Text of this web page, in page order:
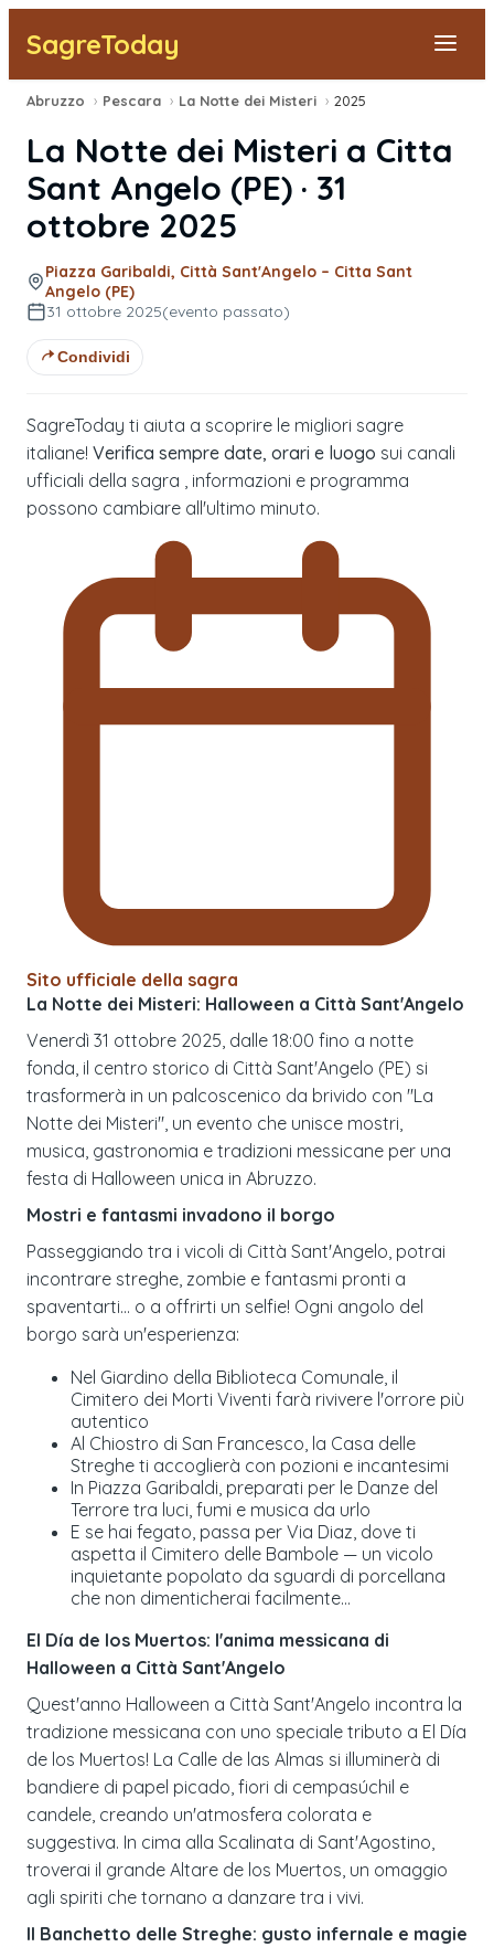
SagreToday
Segnala una sagra
Tutte le Sagre
Vicino a Me
Abruzzo › Pescara › La Notte dei Misteri › 2025
La Notte dei Misteri a Citta
Sant Angelo (PE) · 31
ottobre 2025
Piazza Garibaldi, Città Sant'Angelo – Citta Sant
Angelo (PE)
31 ottobre 2025(evento passato)
Condividi
SagreToday ti aiuta a scoprire le migliori sagre
italiane! Verifica sempre date, orari e luogo sui canali
ufficiali della sagra , informazioni e programma
possono cambiare all'ultimo minuto.
Sito ufficiale della sagra
La Notte dei Misteri: Halloween a Città Sant'Angelo
Venerdì 31 ottobre 2025, dalle 18:00 fino a notte
fonda, il centro storico di Città Sant'Angelo (PE) si
trasformerà in un palcoscenico da brivido con "La
Notte dei Misteri", un evento che unisce mostri,
musica, gastronomia e tradizioni messicane per una
festa di Halloween unica in Abruzzo.
Mostri e fantasmi invadono il borgo
Passeggiando tra i vicoli di Città Sant'Angelo, potrai
incontrare streghe, zombie e fantasmi pronti a
spaventarti... o a offrirti un selfie! Ogni angolo del
borgo sarà un'esperienza:
Nel Giardino della Biblioteca Comunale, il
Cimitero dei Morti Viventi farà rivivere l'orrore più
autentico
Al Chiostro di San Francesco, la Casa delle
Streghe ti accoglierà con pozioni e incantesimi
In Piazza Garibaldi, preparati per le Danze del
Terrore tra luci, fumi e musica da urlo
E se hai fegato, passa per Via Diaz, dove ti
aspetta il Cimitero delle Bambole — un vicolo
inquietante popolato da sguardi di porcellana
che non dimenticherai facilmente…
El Día de los Muertos: l'anima messicana di
Halloween a Città Sant'Angelo
Quest'anno Halloween a Città Sant'Angelo incontra la
tradizione messicana con uno speciale tributo a El Día
de los Muertos! La Calle de las Almas si illuminerà di
bandiere di papel picado, fiori di cempasúchil e
candele, creando un'atmosfera colorata e
suggestiva. In cima alla Scalinata di Sant'Agostino,
troverai il grande Altare de los Muertos, un omaggio
agli spiriti che tornano a danzare tra i vivi.
Il Banchetto delle Streghe: gusto infernale e magie